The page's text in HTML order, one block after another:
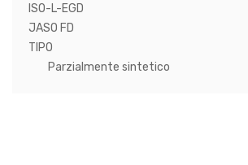
ISO-L-EGD
JASO FD
TIPO
Parzialmente sintetico